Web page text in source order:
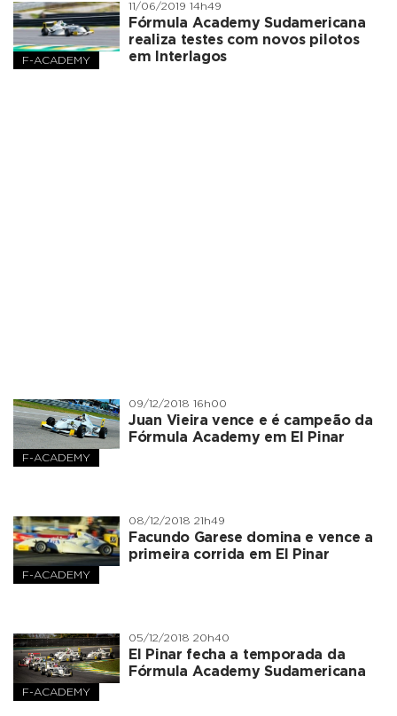
F-ACADEMY
11/06/2019 14h49
Fórmula Academy Sudamericana
realiza testes com novos pilotos
em Interlagos
F-ACADEMY
09/12/2018 16h00
Juan Vieira vence e é campeão da
Fórmula Academy em El Pinar
F-ACADEMY
08/12/2018 21h49
Facundo Garese domina e vence a
primeira corrida em El Pinar
F-ACADEMY
05/12/2018 20h40
El Pinar fecha a temporada da
Fórmula Academy Sudamericana